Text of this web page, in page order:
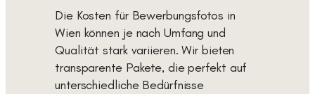
Die Kosten für Bewerbungsfotos in
Wien können je nach Umfang und
Qualität stark variieren. Wir bieten
transparente Pakete, die perfekt auf
unterschiedliche Bedürfnisse